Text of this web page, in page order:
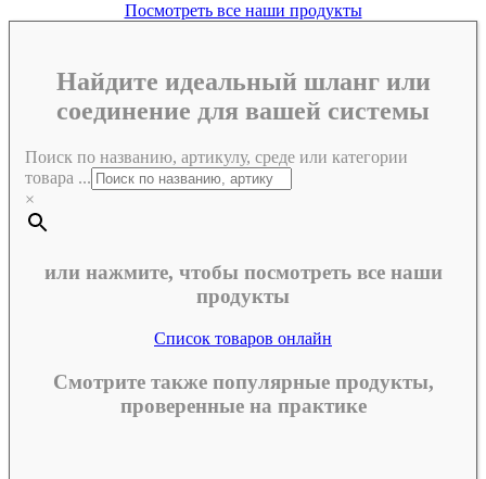
Посмотреть все наши продукты
Найдите идеальный шланг или
соединение для вашей системы
Поиск по названию, артикулу, среде или категории
товара ...
×
или нажмите, чтобы посмотреть все наши
продукты
Список товаров онлайн
Смотрите также популярные продукты,
проверенные на практике